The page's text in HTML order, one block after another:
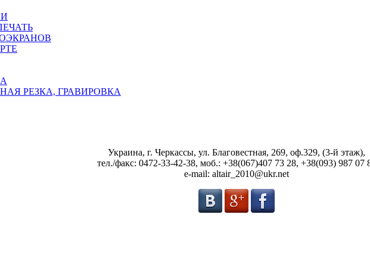
РЕЗКА, ГРАВИРОВКА
Украина, г. Черкассы, ул. Благовестная, 269, оф.329, (3-й этаж),
тел./факс: 0472-33-42-38, моб.: +38(067)407 73 28, +38(093) 987 07
e-mail: altair_2010@ukr.net